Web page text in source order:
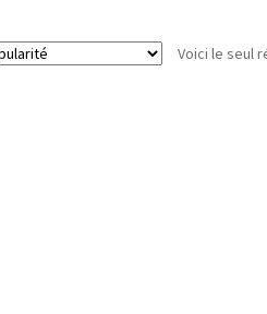
Voici le seul